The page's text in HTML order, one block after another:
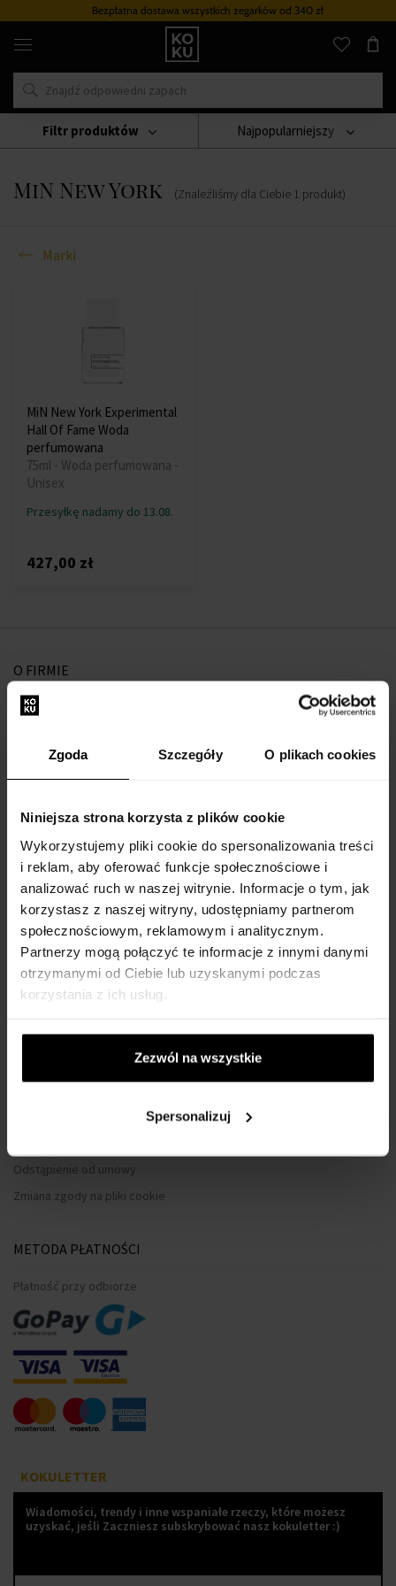
Zgoda Szczegóły O plikach cookies
Niniejsza strona korzysta z plików cookie
Wykorzystujemy pliki cookie do spersonalizowania treści
i reklam, aby oferować funkcje społecznościowe i
analizować ruch w naszej witrynie. Informacje o tym, jak
korzystasz z naszej witryny, udostępniamy partnerom
społecznościowym, reklamowym i analitycznym.
Partnerzy mogą połączyć te informacje z innymi danymi
otrzymanymi od Ciebie lub uzyskanymi podczas
korzystania z ich usług.
Zezwól na wszystkie
Spersonalizuj
Bezpłatna dostawa wszystkich zegarkówod 340 zł
Oryginalne
perfumy
zegarki
w
miejscu
Marki
MiN New York
MiN New York (Znaleźliśmy dla Ciebie 1 produkt)
Najpopularniejszy
Marki
Filtr produktów
MiN New York Experimental
Hall Of Fame Woda
perfumowana
75ml - Woda perfumowana -
Unisex
Przesyłkę nadamy do 13.08.
427,00 zł
O FIRMIE
O nas
Kontakt
WSZYSTKO O ZAKUPIE
Program lojalnościowy
Regulamin zakupów
Prywatność
Formularz reklamacyjny
Sposób dostawy
Kiedy otrzymam zamówiony towar?
Co to jest tester perfum?
Wodoszczelność zegarków
Często Zadawane Pytania
Odstąpienie od umowy
Zmiana zgody na pliki cookie
METODA PŁATNOŚCI
Płatność przy odbiorze
KOKULETTER
Wiadomości, trendy i inne wspaniałe rzeczy, które możesz
uzyskać, jeśli Zaczniesz subskrybować nasz kokuletter :)